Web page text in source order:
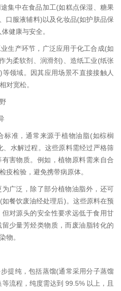
集中在食品加工(如糕点保湿、糖果
口服液辅料)以及化妆品(如护肤品保
健康与安全。
产环节，广泛应用于化工合成(如
为柔软剂、润滑剂)、造纸工业(纸张
领域。因其应用场景不直接接触人
对宽松。
准，通常来源于植物油脂(如棕榈
、水解过程。这些原料需经过严格筛
害物质。例如，植物原料需来自合
疫检验，避免携带病原体。
广泛，除了部分植物油脂外，还可
餐饮废油经处理后)。这些原料在预
对源头的安全性要求远低于食用甘
少量芳烃类物质，而废油脂转化的
物。
纯，包括蒸馏(通常采用分子蒸馏
流程，纯度需达到 99.5% 以上，且